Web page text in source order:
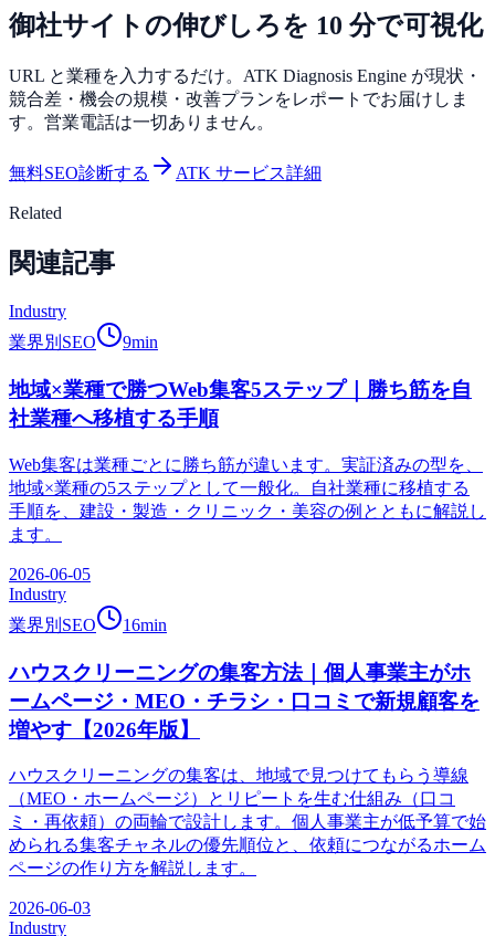
御社サイトの伸びしろを 10 分で可視化
URL と業種を入力するだけ。ATK Diagnosis Engine が現状・
競合差・機会の規模・改善プランをレポートでお届けしま
す。営業電話は一切ありません。
無料SEO診断する ATK サービス詳細
Related
関連記事
Industry
業界別SEO
9min
地域×業種で勝つWeb集客5ステップ｜勝ち筋を自
社業種へ移植する手順
Web集客は業種ごとに勝ち筋が違います。実証済みの型を、
地域×業種の5ステップとして一般化。自社業種に移植する
手順を、建設・製造・クリニック・美容の例とともに解説し
ます。
2026-06-05
Industry
業界別SEO
16min
ハウスクリーニングの集客方法｜個人事業主がホ
ームページ・MEO・チラシ・口コミで新規顧客を
増やす【2026年版】
ハウスクリーニングの集客は、地域で見つけてもらう導線
（MEO・ホームページ）とリピートを生む仕組み（口コ
ミ・再依頼）の両輪で設計します。個人事業主が低予算で始
められる集客チャネルの優先順位と、依頼につながるホーム
ページの作り方を解説します。
2026-06-03
Industry